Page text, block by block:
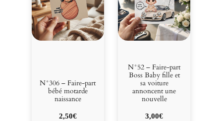
N°306 – Faire-part
bébé motarde
naissance
2,50€
N°52 – Faire-part
Boss Baby fille et
sa voiture
annoncent une
nouvelle
3,00€